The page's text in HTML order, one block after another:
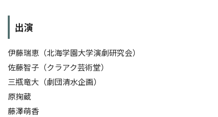
出演
伊藤瑞恵（北海学園大学演劇研究会）
佐藤智子（クラアク芸術堂）
三瓶竜大（劇団清水企画）
原掬蔵
藤澤萌香